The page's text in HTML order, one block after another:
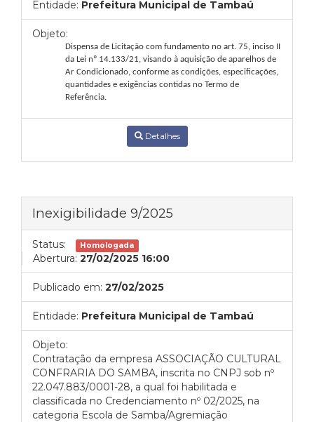
Entidade: Prefeitura Municipal de Tambaú
Objeto:
Dispensa de Licitação com fundamento no art. 75, inciso II
da Lei nº 14.133/21, visando à aquisição de aparelhos de
Ar Condicionado, conforme as condições, especificações,
quantidades e exigências contidas no Termo de
Referência.
Detalhes
Inexigibilidade 9/2025
Status: Homologada
Abertura: 27/02/2025 16:00
Publicado em: 27/02/2025
Entidade: Prefeitura Municipal de Tambaú
Objeto:
Contratação da empresa ASSOCIAÇÃO CULTURAL
CONFRARIA DO SAMBA, inscrita no CNPJ sob nº
22.047.883/0001-28, a qual foi habilitada e
classificada no Credenciamento nº 02/2025, na
categoria Escola de Samba/Agremiação